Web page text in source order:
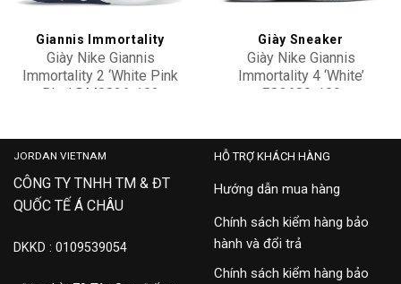
Giannis Immortality
Giày Nike Giannis
Immortality 2 ‘White Pink
Blue’ DM0826-102
Giày Sneaker
Giày Nike Giannis
Immortality 4 ‘White’
FQ3680-100
JORDAN VIETNAM
CÔNG TY TNHH TM & ĐT
QUỐC TẾ Á CHÂU
DKKD : 0109539054
HỖ TRỢ KHÁCH HÀNG
Hướng dẫn mua hàng
Chính sách kiểm hàng bảo
hành và đổi trả
Chính sách kiểm hàng bảo